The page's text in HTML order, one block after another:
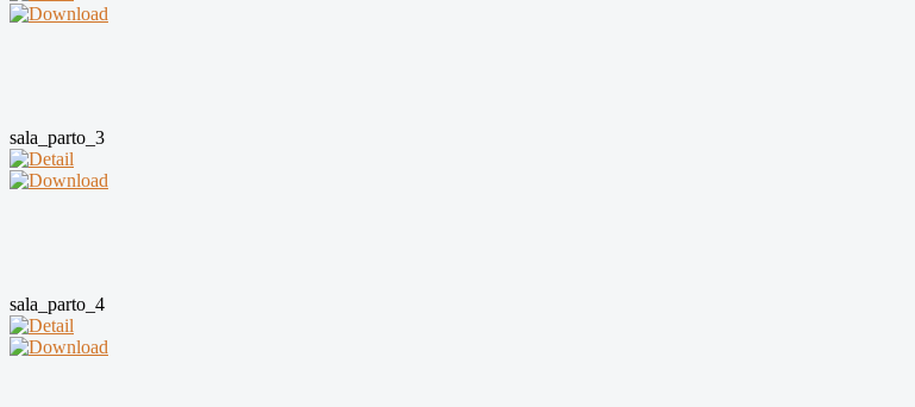
sala_parto_3
sala_parto_4